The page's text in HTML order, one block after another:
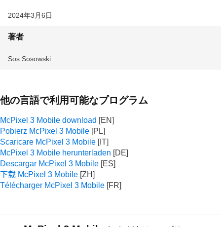
2024年3月6日
著者
Sos Sosowski
他の言語で利用可能なプログラム
McPixel 3 Mobile download
Pobierz McPixel 3 Mobile
Scaricare McPixel 3 Mobile
McPixel 3 Mobile herunterladen
Descargar McPixel 3 Mobile
下载 McPixel 3 Mobile
Télécharger McPixel 3 Mobile